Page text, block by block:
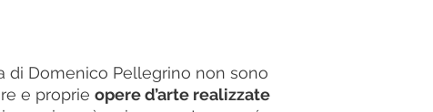
di Domenico Pellegrino non sono
e proprie opere d’arte realizzate